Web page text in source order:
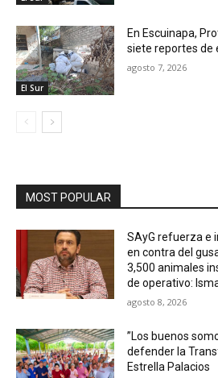
El Sur
En Escuinapa,
siete reportes de
agosto 7, 2026
MOST POPULAR
SAyG refuerza e
en contra del
3,500 animales
de operativo:
agosto 8, 2026
”Los buenos
defender la
Estrella Palacios